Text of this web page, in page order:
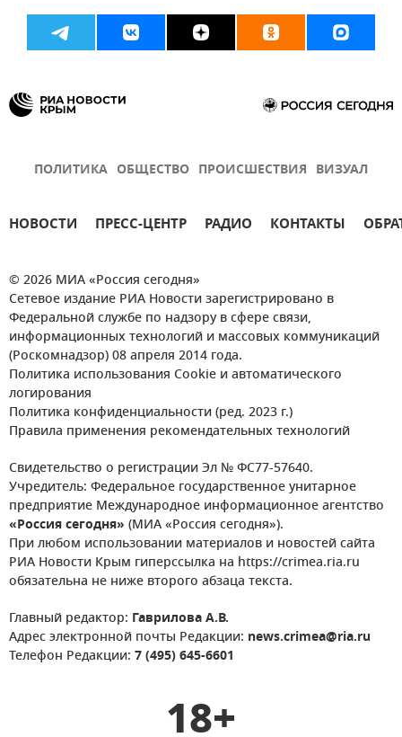
ПОЛИТИКА ОБЩЕСТВО ПРОИСШЕСТВИЯ ВИЗУАЛ
НОВОСТИ ПРЕСС-ЦЕНТР РАДИО КОНТАКТЫ
© 2026 МИА «Россия сегодня»
Сетевое издание РИА Новости зарегистрировано в
Федеральной службе по надзору в сфере связи,
информационных технологий и массовых коммуникаций
(Роскомнадзор) 08 апреля 2014 года.
Политика использования Cookie и автоматического
логирования
Политика конфиденциальности (ред. 2023 г.)
Правила применения рекомендательных технологий
Свидетельство о регистрации Эл № ФС77-57640.
Учредитель: Федеральное государственное унитарное
предприятие Международное информационное агентство
«Россия сегодня» (МИА «Россия сегодня»).
При любом использовании материалов и новостей сайта
РИА Новости Крым гиперссылка на https://crimea.ria.ru
обязательна не ниже второго абзаца текста.
Главный редактор: Гаврилова А.В.
Адрес электронной почты Редакции: news.crimea@ria.ru
Телефон Редакции: 7 (495) 645-6601
18+